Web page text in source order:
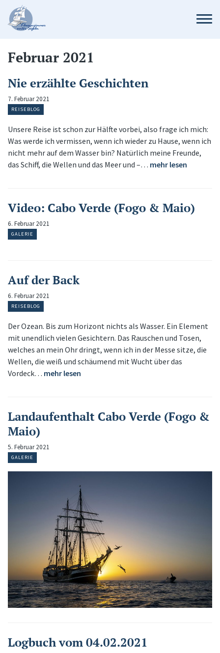
Februar 2021
Nie erzählte Geschichten
7. Februar 2021
REISEBLOG
Unsere Reise ist schon zur Hälfte vorbei, also frage ich mich:
Was werde ich vermissen, wenn ich wieder zu Hause, wenn ich
nicht mehr auf dem Wasser bin? Natürlich meine Freunde,
das Schiff, die Wellen und das Meer und –… mehr lesen
Video: Cabo Verde (Fogo & Maio)
6. Februar 2021
GALERIE
Auf der Back
6. Februar 2021
REISEBLOG
Der Ozean. Bis zum Horizont nichts als Wasser. Ein Element
mit unendlich vielen Gesichtern. Das Rauschen und Tosen,
welches an mein Ohr dringt, wenn ich in der Messe sitze, die
Wellen, die weiß und schäumend mit Wucht über das
Vordeck… mehr lesen
Landaufenthalt Cabo Verde (Fogo &
Maio)
5. Februar 2021
GALERIE
Logbuch vom 04.02.2021